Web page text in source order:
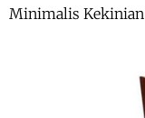
Minimalis Kekinian